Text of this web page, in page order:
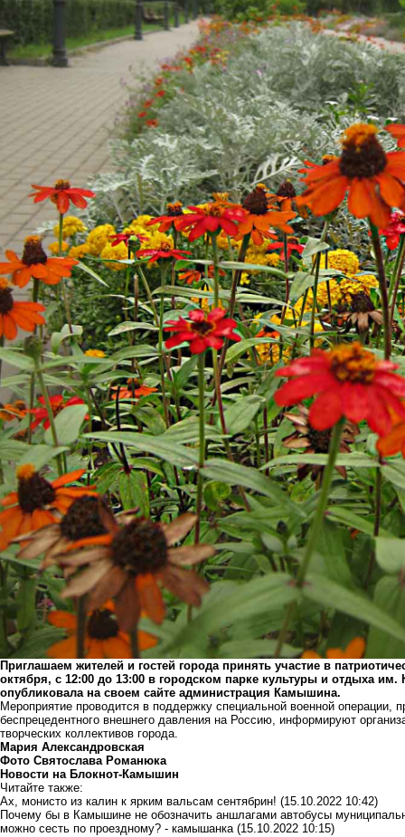
Приглашаем жителей и гостей города принять участие в
октября, с 12:00 до 13:00 в городском парке культуры и отдыха
опубликовала на своем сайте администрация Камышина.
Мероприятие проводится в поддержку специальной военной операции,
беспрецедентного внешнего давления на Россию, информируют
творческих коллективов города.
Мария Александровская
Фото Святослава Романюка
Новости на Блoкнoт-Камышин
Читайте также:
Ах, монисто из калин к ярким вальсам сентябрин! (15.10.2022 10:42)
Почему бы в Камышине не обозначить аншлагами автобусы
можно сесть по проездному? - камышанка (15.10.2022 10:15)